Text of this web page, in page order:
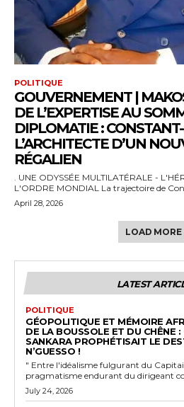
POLITIQUE
GOUVERNEMENT |
DE L’EXPERTISE AU
DIPLOMATIE :
L’ARCHITECTE D’UN
RÉGALIEN
L'ORDRE MONDIAL La
April 28, 2026
LOAD MORE
LATEST
POLITIQUE
GÉOPOLITIQUE ET MÉMOIRE
DE LA BOUSSOLE ET DU CHÊNE
SANKARA PROPHÉTISAIT LE
N’GUESSO !
" Entre l'idéalisme fulgurant du
pragmatisme endurant du dirigeant
July 24, 2026